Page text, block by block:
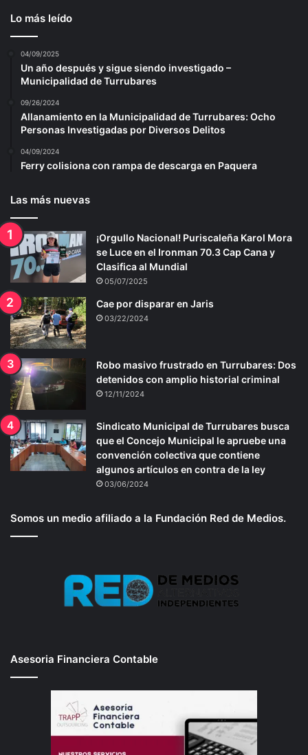
Lo más leído
04/09/2025
Un año después y sigue siendo investigado –
Municipalidad de Turrubares
09/26/2024
Allanamiento en la Municipalidad de Turrubares: Ocho
Personas Investigadas por Diversos Delitos
04/09/2024
Ferry colisiona con rampa de descarga en Paquera
Las más nuevas
¡Orgullo Nacional! Puriscaleña Karol Mora
se Luce en el Ironman 70.3 Cap Cana y
Clasifica al Mundial
05/07/2025
Cae por disparar en Jaris
03/22/2024
Robo masivo frustrado en Turrubares: Dos
detenidos con amplio historial criminal
12/11/2024
Sindicato Municipal de Turrubares busca
que el Concejo Municipal le apruebe una
convención colectiva que contiene
algunos artículos en contra de la ley
03/06/2024
Somos un medio afiliado a la Fundación Red de Medios.
Asesoria Financiera Contable